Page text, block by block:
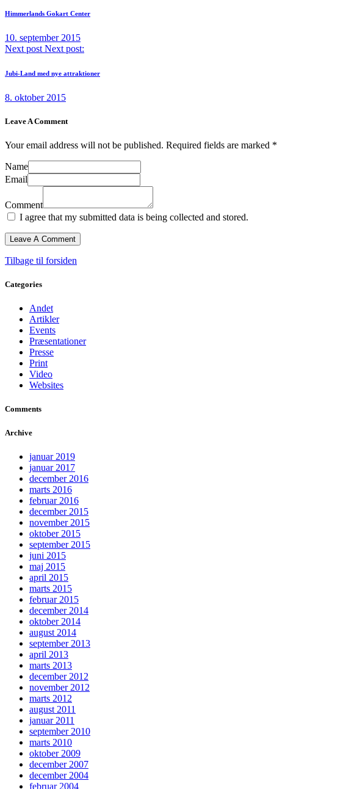
Himmerlands Gokart Center
10. september 2015
Next post Next post:
Jubi-Land med nye attraktioner
8. oktober 2015
Leave A Comment
Your email address will not be published. Required fields are marked *
Name
Email
Comment
I agree that my submitted data is being collected and stored.
Tilbage til forsiden
Categories
Andet
Artikler
Events
Præsentationer
Presse
Print
Video
Websites
Comments
Archive
januar 2019
januar 2017
december 2016
marts 2016
februar 2016
december 2015
november 2015
oktober 2015
september 2015
juni 2015
maj 2015
april 2015
marts 2015
februar 2015
december 2014
oktober 2014
august 2014
september 2013
april 2013
marts 2013
december 2012
november 2012
marts 2012
august 2011
januar 2011
september 2010
marts 2010
oktober 2009
december 2007
december 2004
februar 2004